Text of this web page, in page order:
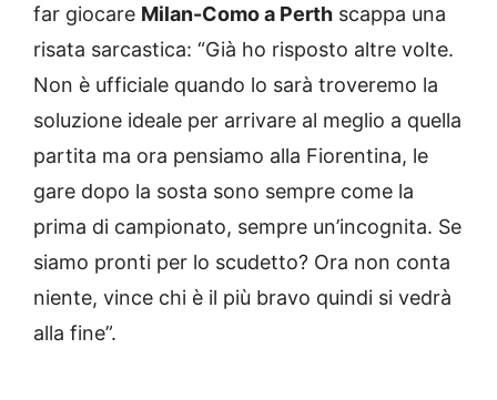
far giocare Milan-Como a Perth scappa una
risata sarcastica: “Già ho risposto altre volte.
Non è ufficiale quando lo sarà troveremo la
soluzione ideale per arrivare al meglio a quella
partita ma ora pensiamo alla Fiorentina, le
gare dopo la sosta sono sempre come la
prima di campionato, sempre un’incognita. Se
siamo pronti per lo scudetto? Ora non conta
niente, vince chi è il più bravo quindi si vedrà
alla fine”.